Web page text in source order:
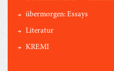
übermorgen: Essays
Literatur
KREMI